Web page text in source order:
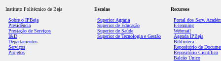
Instituto Politécnico de Beja
Sobre o IPBeja
Presidência
Prestação de Serviços
I&D
Departamentos
Serviços
Projetos
Escolas
Superior Agrária
Superior de Educação
Superior de Saúde
Superior de Tecnologia e Gestão
Recursos
Portal dos Serv.
E-learning
Webmail
Agenda IPBeja
Biblioteca
Repositório de
Repositório Científico
Balcão Único